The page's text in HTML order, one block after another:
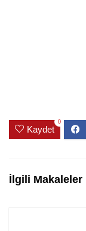
Kaydet
0
İlgili Makaleler